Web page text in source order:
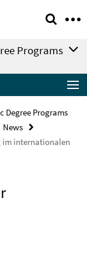
Programs
Degree Programs
News
im internationalen